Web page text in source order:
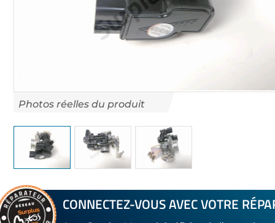
to
the
beginning
CONNECTEZ-VOUS AVEC VOTRE